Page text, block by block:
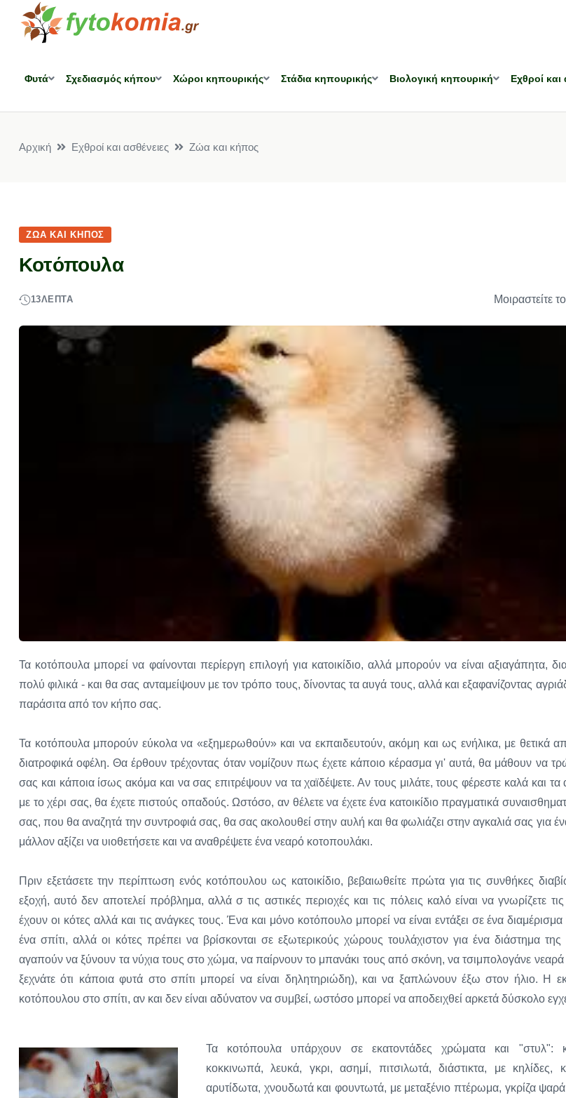
Φυτά Σχεδιασμός κήπου Χώροι κηπουρικής Στάδια κηπουρικής Βιολογική κηπουρική Εχθροί και
Αρχική Εχθροί και ασθένειες Ζώα και κήπος
ΖΏΑ ΚΑΙ ΚΉΠΟΣ
Κοτόπουλα
13ΛΕΠΤΆ Μοιραστείτε
Τα κοτόπουλα μπορεί να φαίνονται περίεργη επιλογή για κατοικίδιο, αλλά μπορούν να είναι αξιαγάπητα,
πολύ φιλικά - και θα σας ανταμείψουν με τον τρόπο τους, δίνοντας τα αυγά τους, αλλά και εξαφανίζοντας
παράσιτα από τον κήπο σας.
Τα κοτόπουλα μπορούν εύκολα να «εξημερωθούν» και να εκπαιδευτούν, ακόμη και ως ενήλικα, με θετικά
διατροφικά οφέλη. Θα έρθουν τρέχοντας όταν νομίζουν πως έχετε κάποιο κέρασμα γι' αυτά, θα μάθουν να
σας και κάποια ίσως ακόμα και να σας επιτρέψουν να τα χαϊδέψετε. Αν τους μιλάτε, τους φέρεστε καλά και τα
με το χέρι σας, θα έχετε πιστούς οπαδούς. Ωστόσο, αν θέλετε να έχετε ένα κατοικίδιο πραγματικά
σας, που θα αναζητά την συντροφιά σας, θα σας ακολουθεί στην αυλή και θα φωλιάζει στην αγκαλιά σας για
μάλλον αξίζει να υιοθετήσετε και να αναθρέψετε ένα νεαρό κοτοπουλάκι.
Πριν εξετάσετε την περίπτωση ενός κοτόπουλου ως κατοικίδιο, βεβαιωθείτε πρώτα για τις συνθήκες
εξοχή, αυτό δεν αποτελεί πρόβλημα, αλλά σ τις αστικές περιοχές και τις πόλεις καλό είναι να γνωρίζετε
έχουν οι κότες αλλά και τις ανάγκες τους. Ένα και μόνο κοτόπουλο μπορεί να είναι εντάξει σε ένα
ένα σπίτι, αλλά οι κότες πρέπει να βρίσκονται σε εξωτερικούς χώρους τουλάχιστον για ένα διάστημα
αγαπούν να ξύνουν τα νύχια τους στο χώμα, να παίρνουν το μπανάκι τους από σκόνη, να τσιμπολογάνε
ξεχνάτε ότι κάποια φυτά στο σπίτι μπορεί να είναι δηλητηριώδη), και να ξαπλώνουν έξω στον ήλιο. Η
κοτόπουλου στο σπίτι, αν και δεν είναι αδύνατον να συμβεί, ωστόσο μπορεί να αποδειχθεί αρκετά δύσκολο
Τα κοτόπουλα υπάρχουν σε εκατοντάδες χρώματα και "στυλ":
κοκκινωπά, λευκά, γκρι, ασημί, πιτσιλωτά, διάστικτα, με κηλίδες,
αρυτίδωτα, χνουδωτά και φουντωτά, με μεταξένιο πτέρωμα, γκρίζα